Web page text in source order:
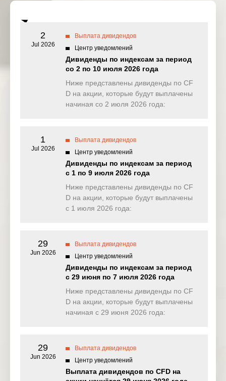
11 Aug 2025
GWW
Grainger Inc
11 Aug 2025
KKR
KKR & Co
Inc
11 Aug 2025
US Alcoa Corp
HANGSENG
HKEx-11-
HANG
SENG BANK
IBN
ICICI Bank
US VISA
CLASS A S
ABN
ABN AMRO
Group N.V.
CLX
Clorox
Company
13 Aug 2025
ETD
Ethan Allen
2
Jul 2026
Выплата дивидендов
Центр уведомлений
Дивиденды по индексам за период
со 2 по 10 июля 2026 года
Ниже представлены дивиденды по CF
D на акции, которые будут выплачены
начиная со 2 июля 2026 года:
1
Jul 2026
Выплата дивидендов
Центр уведомлений
Дивиденды по индексам за период
с 1 по 9 июля 2026 года
Ниже представлены дивиденды по CF
D на акции, которые будут выплачены
с 1 июля 2026 года:
29
Jun 2026
Выплата дивидендов
Центр уведомлений
Дивиденды по индексам за период
с 29 июня по 7 июля 2026 года
Ниже представлены дивиденды по CF
D на акции, которые будут выплачены
начиная с 29 июня 2026 года:
29
Jun 2026
Выплата дивидендов
Центр уведомлений
Выплата дивидендов по CFD на